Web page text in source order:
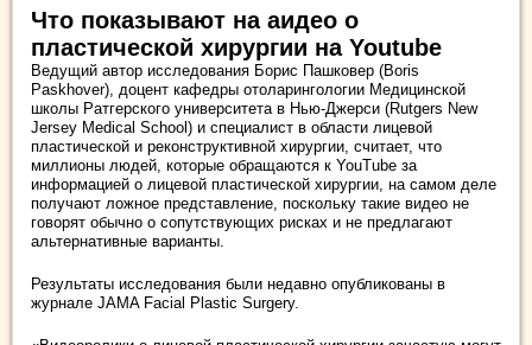
Что показывают на аидео о
пластической хирургии на Youtube
Ведущий автор исследования Борис Пашковер (Boris
Paskhover), доцент кафедры отоларингологии Медицинской
школы Ратгерского университета в Нью-Джерси (Rutgers New
Jersey Medical School) и специалист в области лицевой
пластической и реконструктивной хирургии, считает, что
миллионы людей, которые обращаются к YouTube за
информацией о лицевой пластической хирургии, на самом деле
получают ложное представление, поскольку такие видео не
говорят обычно о сопутствующих рисках и не предлагают
альтернативные варианты.
Результаты исследования были недавно опубликованы в
журнале JAMA Facial Plastic Surgery.